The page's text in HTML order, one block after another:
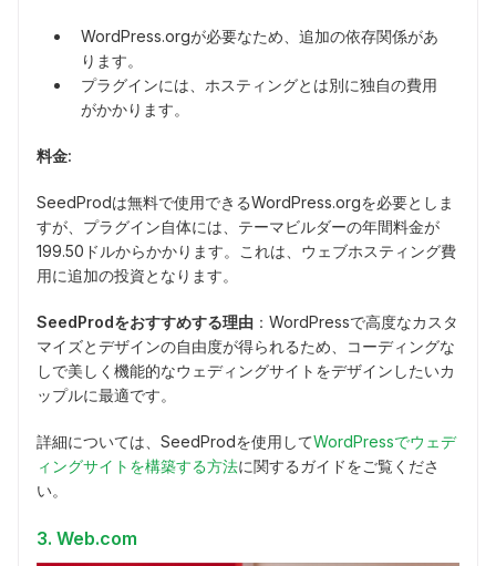
WordPress.orgが必要なため、追加の依存関係があ
ります。
プラグインには、ホスティングとは別に独自の費用
がかかります。
料金:
SeedProdは無料で使用できるWordPress.orgを必要としま
すが、プラグイン自体には、テーマビルダーの年間料金が
199.50ドルからかかります。これは、ウェブホスティング費
用に追加の投資となります。
SeedProdをおすすめする理由 ：WordPressで高度なカスタ
マイズとデザインの自由度が得られるため、コーディングな
しで美しく機能的なウェディングサイトをデザインしたいカ
ップルに最適です。
詳細については、SeedProdを使用してWordPressでウェデ
ィングサイトを構築する方法に関するガイドをご覧くださ
い。
3. Web.com